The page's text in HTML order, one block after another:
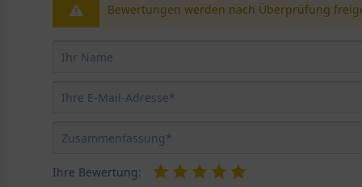
Bewertungen werden nach Überprüfung
Ihre Bewertung: